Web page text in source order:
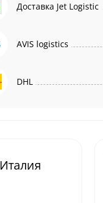
Доставка Jet Logistic
AVIS logistics
DHL